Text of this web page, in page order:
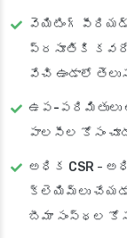
వెయిటింగ్ పీరియడ్
ప్రసూతికి కవరేజ్
వేచి ఉండాలో
ఉప-పరిమితులు
పాలసీల కోసం
అధిక CSR -
క్లెయిమ్‌లు
బీమా సంస్థల కోసం